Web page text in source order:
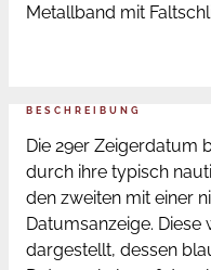
Metallband mit
BESCHREIBUNG
Die 29er Zeigerdatum
durch ihre typisch
den zweiten mit einer
Datumsanzeige.
dargestellt, dessen